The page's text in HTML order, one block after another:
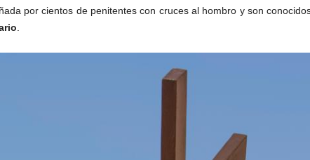
por cientos de penitentes con cruces al hombro y son